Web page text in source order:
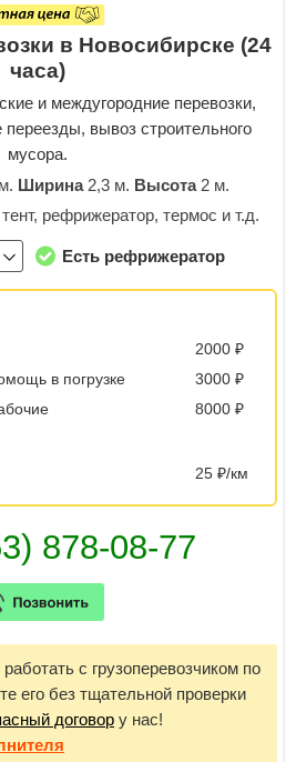
в Новосибирске (24
часа)
и междугородние перевозки,
вывоз строительного
мусора.
Ширина2,3 м. Высота2 м.
рефрижератор, термос и т.д.
Есть рефрижератор
2000 ₽
в погрузке
3000 ₽
8000 ₽
25 ₽/км
с грузоперевозчиком по
его без тщательной проверки
договор у нас!